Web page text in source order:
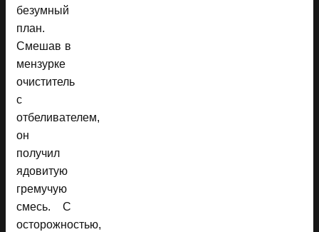
безумный
план.
Смешав в
мензурке
очиститель
с
отбеливателем,
он
получил
ядовитую
гремучую
смесь. С
осторожностью,